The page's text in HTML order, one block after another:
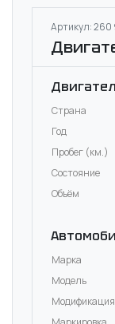
Артикул: 260
Страна
Год
Пробег (км.)
Состояние
Объём
Марка
Модель
Модификация